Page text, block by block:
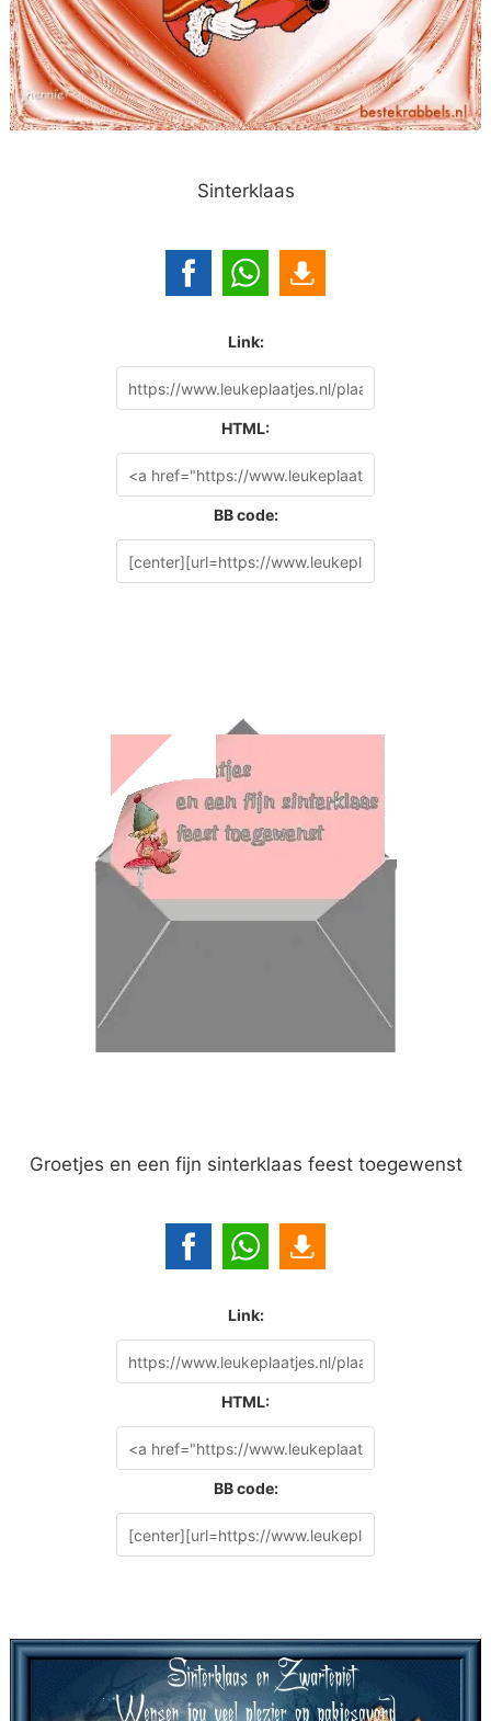
Sinterklaas
Link:
HTML:
BB code:
Groetjes en een fijn sinterklaas feest toegewenst
Link:
HTML:
BB code: